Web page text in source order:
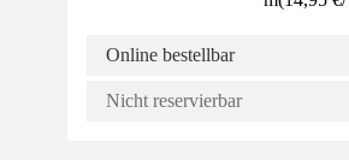
Online bestellbar
Nicht reservierbar